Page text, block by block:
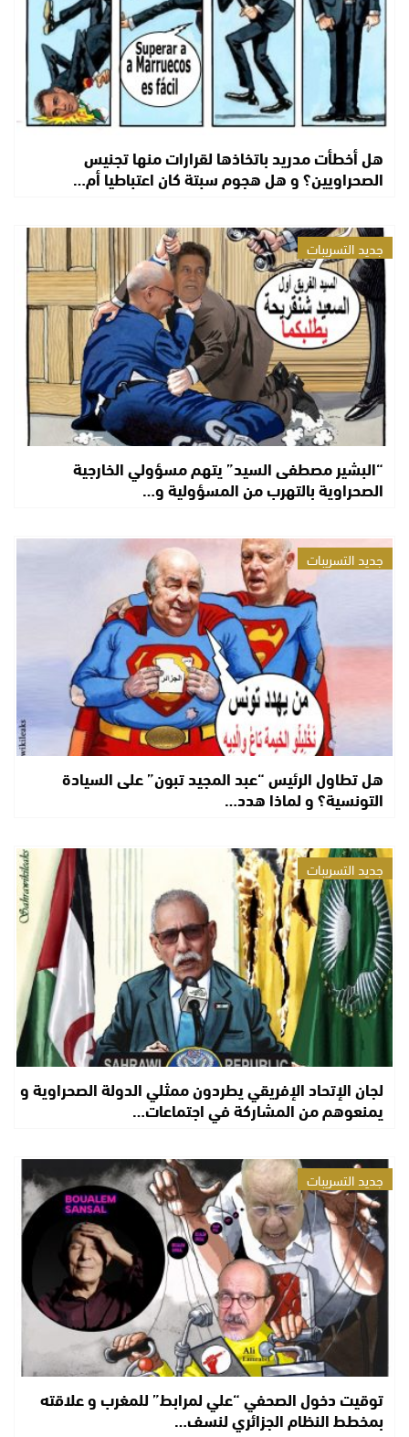
هل أخطأت مدريد باتخاذها لقرارات منها تجنيس
الصحراويين؟ و هل هجوم سبتة كان اعتباطيا أم…
جديد التسريبات
“البشير مصطفى السيد” يتهم مسؤولي الخارجية
الصحراوية بالتهرب من المسؤولية و…
جديد التسريبات
هل تطاول الرئيس “عبد المجيد تبون” على السيادة
التونسية؟ و لماذا هدد…
جديد التسريبات
لجان الإتحاد الإفريقي يطردون ممثلي الدولة الصحراوية و
يمنعوهم من المشاركة في اجتماعات…
جديد التسريبات
توقيت دخول الصحفي “علي لمرابط” للمغرب و علاقته
بمخطط النظام الجزائري لنسف…